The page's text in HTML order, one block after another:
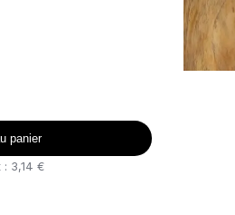
panier
: 3,14 €